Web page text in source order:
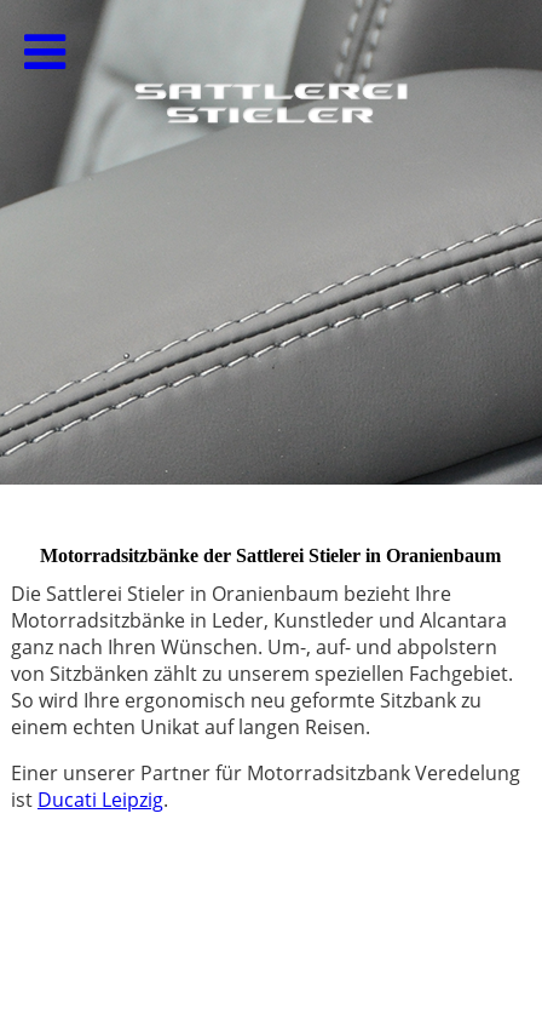
Motorradsitzbänke der Sattlerei Stieler in Oranienbaum
Die Sattlerei Stieler in Oranienbaum bezieht Ihre
Motorradsitzbänke in Leder, Kunstleder und Alcantara
ganz nach Ihren Wünschen. Um-, auf- und abpolstern
von Sitzbänken zählt zu unserem speziellen Fachgebiet.
So wird Ihre ergonomisch neu geformte Sitzbank zu
einem echten Unikat auf langen Reisen.
Einer unserer Partner für Motorradsitzbank Veredelung
ist Ducati Leipzig.